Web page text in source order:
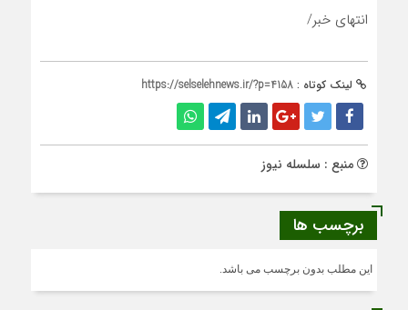
انتهای خبر/
لینک کوتاه : https://selselehnews.ir/?p=4158
منبع : سلسله نیوز
برچسب ها
این مطلب بدون برچسب می باشد.